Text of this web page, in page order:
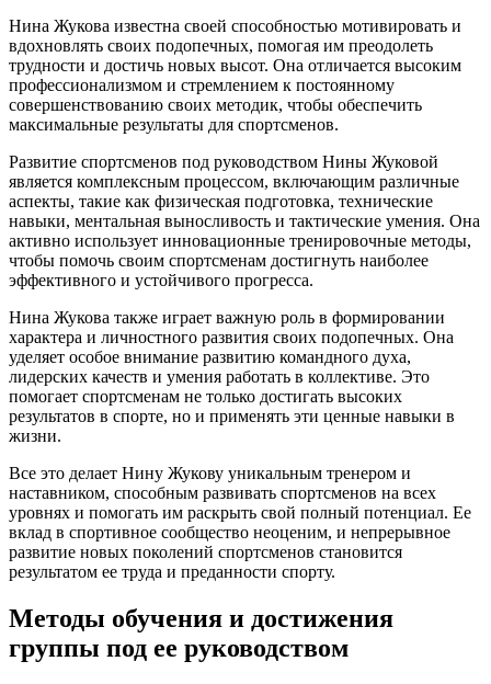
Нина Жукова известна своей способностью мотивировать и
вдохновлять своих подопечных, помогая им преодолеть
трудности и достичь новых высот. Она отличается высоким
профессионализмом и стремлением к постоянному
совершенствованию своих методик, чтобы обеспечить
максимальные результаты для спортсменов.
Развитие спортсменов под руководством Нины Жуковой
является комплексным процессом, включающим различные
аспекты, такие как физическая подготовка, технические
навыки, ментальная выносливость и тактические умения. Она
активно использует инновационные тренировочные методы,
чтобы помочь своим спортсменам достигнуть наиболее
эффективного и устойчивого прогресса.
Нина Жукова также играет важную роль в формировании
характера и личностного развития своих подопечных. Она
уделяет особое внимание развитию командного духа,
лидерских качеств и умения работать в коллективе. Это
помогает спортсменам не только достигать высоких
результатов в спорте, но и применять эти ценные навыки в
жизни.
Все это делает Нину Жукову уникальным тренером и
наставником, способным развивать спортсменов на всех
уровнях и помогать им раскрыть свой полный потенциал. Ее
вклад в спортивное сообщество неоценим, и непрерывное
развитие новых поколений спортсменов становится
результатом ее труда и преданности спорту.
Методы обучения и достижения
группы под ее руководством